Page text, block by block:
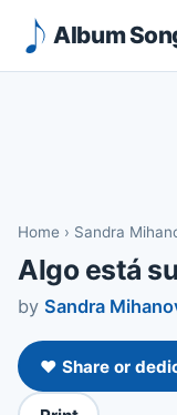
Album
Home › Sandra
Algo está
by Sandra
❤️ Share or